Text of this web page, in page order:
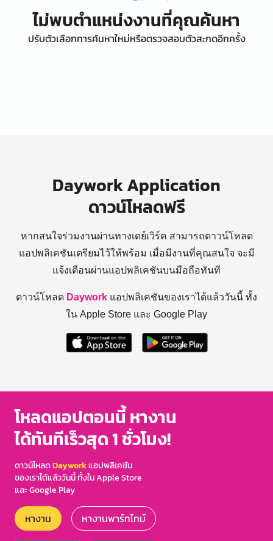
ไม่พบตำแหน่งงานที่คุณค้นหา
ปรับตัวเลือกการค้นหาใหม่หรือตรวจสอบตัวสะกดอีกครั้ง
Daywork Application
ดาวน์โหลดฟรี
หากสนใจร่วมงานผ่านทางเดย์เวิร์ค สามารถดาวน์โหลด
แอปพลิเคชันเตรียมไว้ให้พร้อม เมื่อมีงานที่คุณสนใจ จะมี
แจ้งเตือนผ่านแอปพลิเคชันบนมือถือทันที
ดาวน์โหลด Daywork แอปพลิเคชันของเราได้แล้ววันนี้ ทั้ง
ใน Apple Store และ Google Play
โหลดแอปตอนนี้ หางาน
ได้ทันทีเร็วสุด 1 ชั่วโมง!
ดาวน์โหลดDayworkแอปพลิเคชัน
ของเราได้แล้ววันนี้ ทั้งใน Apple Store
และ Google Play
หางาน หางานพาร์ทไทม์